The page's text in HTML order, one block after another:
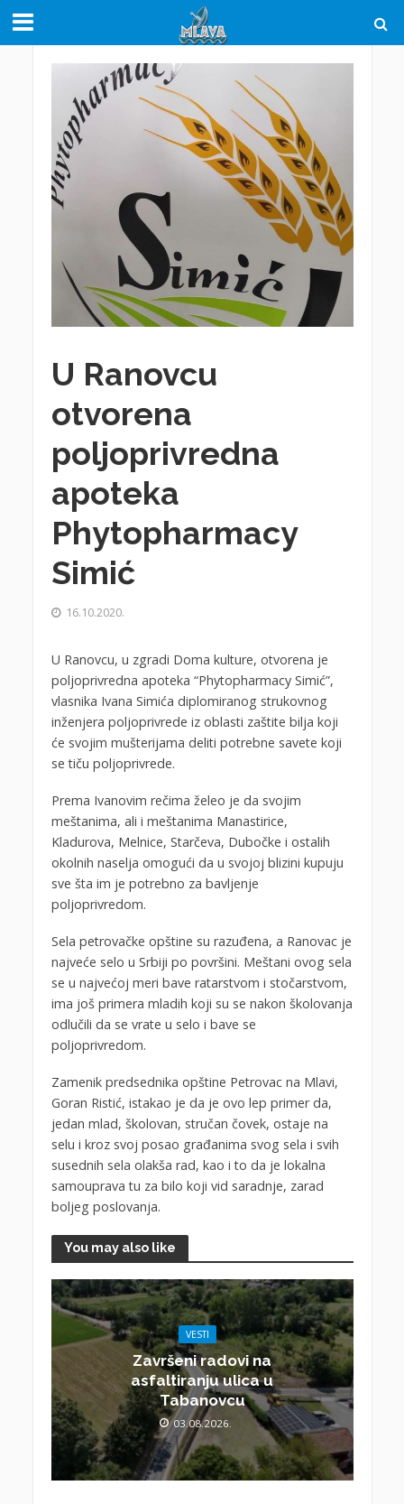
U Ranovcu
otvorena
poljoprivredna
apoteka
Phytopharmacy
Simić
16.10.2020.
U Ranovcu, u zgradi Doma kulture, otvorena je
poljoprivredna apoteka “Phytopharmacy Simić”,
vlasnika Ivana Simića diplomiranog strukovnog
inženjera poljoprivrede iz oblasti zaštite bilja koji
će svojim mušterijama deliti potrebne savete koji
se tiču poljoprivrede.
Prema Ivanovim rečima želeo je da svojim
meštanima, ali i meštanima Manastirice,
Kladurova, Melnice, Starčeva, Dubočke i ostalih
okolnih naselja omogući da u svojoj blizini kupuju
sve šta im je potrebno za bavljenje
poljoprivredom.
Sela petrovačke opštine su razuđena, a Ranovac je
najveće selo u Srbiji po površini. Meštani ovog sela
se u najvećoj meri bave ratarstvom i stočarstvom,
ima još primera mladih koji su se nakon školovanja
odlučili da se vrate u selo i bave se
poljoprivredom.
Zamenik predsednika opštine Petrovac na Mlavi,
Goran Ristić, istakao je da je ovo lep primer da,
jedan mlad, školovan, stručan čovek, ostaje na
selu i kroz svoj posao građanima svog sela i svih
susednih sela olakša rad, kao i to da je lokalna
samouprava tu za bilo koji vid saradnje, zarad
boljeg poslovanja.
You may also like
VESTI
Završeni radovi na
asfaltiranju ulica u
Tabanovcu
03.08.2026.